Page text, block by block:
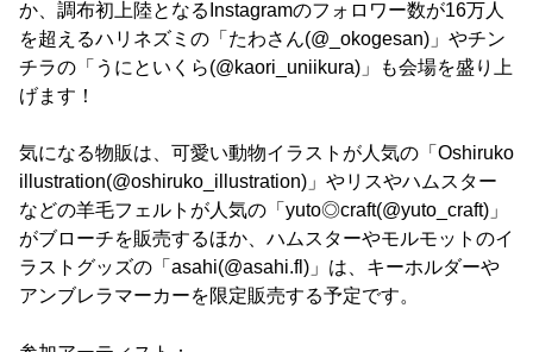
か、調布初上陸となるInstagramのフォロワー数が16万人
を超えるハリネズミの「たわさん(@_okogesan)」やチン
チラの「うにといくら(@kaori_uniikura)」も会場を盛り上
げます！
気になる物販は、可愛い動物イラストが人気の「Oshiruko
illustration(@oshiruko_illustration)」やリスやハムスター
などの羊毛フェルトが人気の「yuto◎craft(@yuto_craft)」
がブローチを販売するほか、ハムスターやモルモットのイ
ラストグッズの「asahi(@asahi.fl)」は、キーホルダーや
アンブレラマーカーを限定販売する予定です。